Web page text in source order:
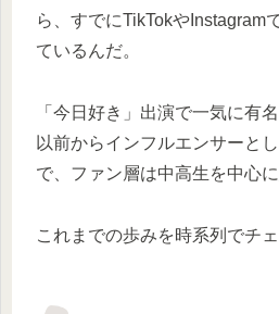
ら、すでにTikTokやInstagram
ているんだ。
「今日好き」出演で一気に有
以前からインフルエンサーと
で、ファン層は中高生を中心に
これまでの歩みを時系列でチ